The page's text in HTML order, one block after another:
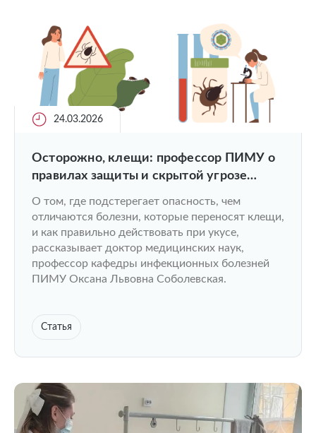
24.03.2026
Осторожно, клещи: профессор ПИМУ о
правилах защиты и скрытой угрозе
О том, где подстерегает опасность, чем
отличаются болезни, которые переносят клещи,
и как правильно действовать при укусе,
рассказывает доктор медицинских наук,
профессор кафедры инфекционных болезней
ПИМУ Оксана Львовна Соболевская.
Статья